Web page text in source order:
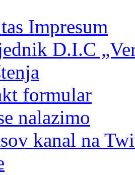
Impresum
D.I.C
formular
nalazimo
kanal na